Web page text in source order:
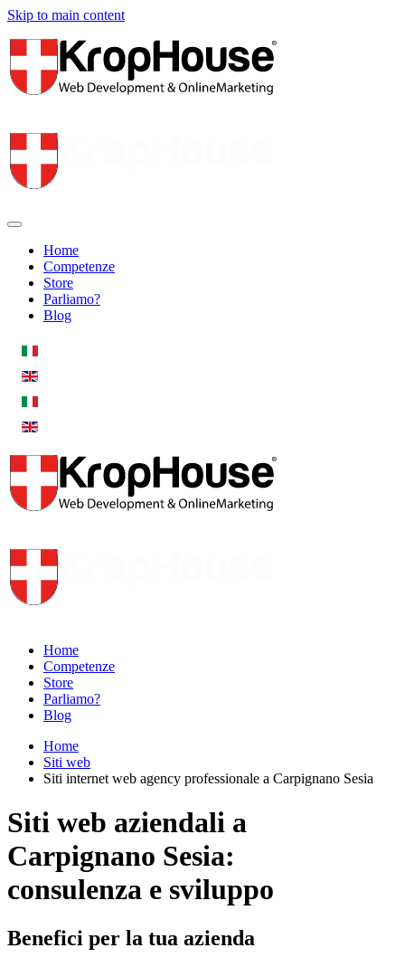
Skip to main content
Home
Competenze
Store
Parliamo?
Blog
Home
Competenze
Store
Parliamo?
Blog
Home
Siti web
Siti internet web agency professionale a Carpignano Sesia
Siti web aziendali a
Carpignano Sesia:
consulenza e sviluppo
Benefici per la tua azienda